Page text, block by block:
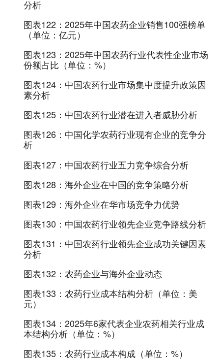
分析
图表122： 2025年中国农药企业销售100强榜单
（单位：亿元）
图表123： 2025年中国农药行业代表性企业市场
份额占比（单位：%）
图表124： 中国农药行业市场集中度提升政策因
素分析
图表125： 中国农药行业潜在进入者威胁分析
图表126： 中国化学农药行业现有企业的竞争分
析
图表127： 中国农药行业五力竞争综合分析
图表128： 海外企业在中国的竞争策略分析
图表129： 海外企业在华市场竞争力优势
图表130： 中国农药行业领先企业竞争路线分析
图表131： 中国农药行业领先企业成功关键因素
分析
图表132： 农药企业与海外企业动态
图表133： 农药行业成本结构分析（单位：美
元）
图表134： 2025年6家代表企业农药相关行业成
本结构分析（单位：%）
图表135： 农药行业成本构成（单位：%）